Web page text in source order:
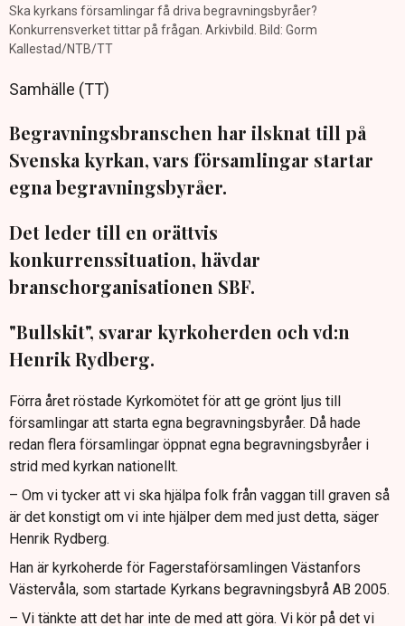
Ska kyrkans församlingar få driva begravningsbyråer?
Konkurrensverket tittar på frågan. Arkivbild. Bild: Gorm
Kallestad/NTB/TT
Samhälle (TT)
Begravningsbranschen har ilsknat till på
Svenska kyrkan, vars församlingar startar
egna begravningsbyråer.
Det leder till en orättvis
konkurrenssituation, hävdar
branschorganisationen SBF.
"Bullskit", svarar kyrkoherden och vd:n
Henrik Rydberg.
Förra året röstade Kyrkomötet för att ge grönt ljus till
församlingar att starta egna begravningsbyråer. Då hade
redan flera församlingar öppnat egna begravningsbyråer i
strid med kyrkan nationellt.
– Om vi tycker att vi ska hjälpa folk från vaggan till graven så
är det konstigt om vi inte hjälper dem med just detta, säger
Henrik Rydberg.
Han är kyrkoherde för Fagerstaförsamlingen Västanfors
Västervåla, som startade Kyrkans begravningsbyrå AB 2005.
– Vi tänkte att det har inte de med att göra. Vi kör på det vi